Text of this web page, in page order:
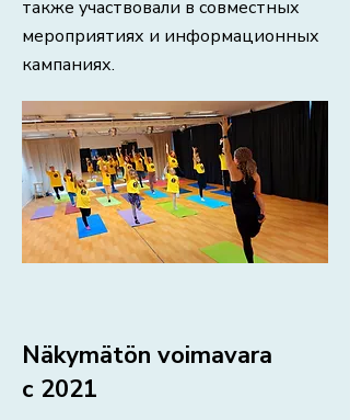
также участвовали в совместных
мероприятиях и информационных
кампаниях.
Näkymätön voimavara
с 2021